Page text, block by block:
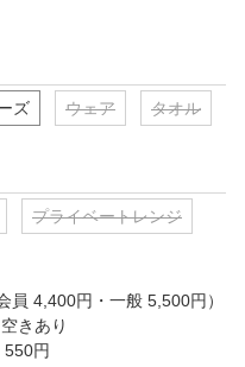
ズ ウェア タオル
プライベートレンジ
員 4,400円・一般 5,500円）
きあり